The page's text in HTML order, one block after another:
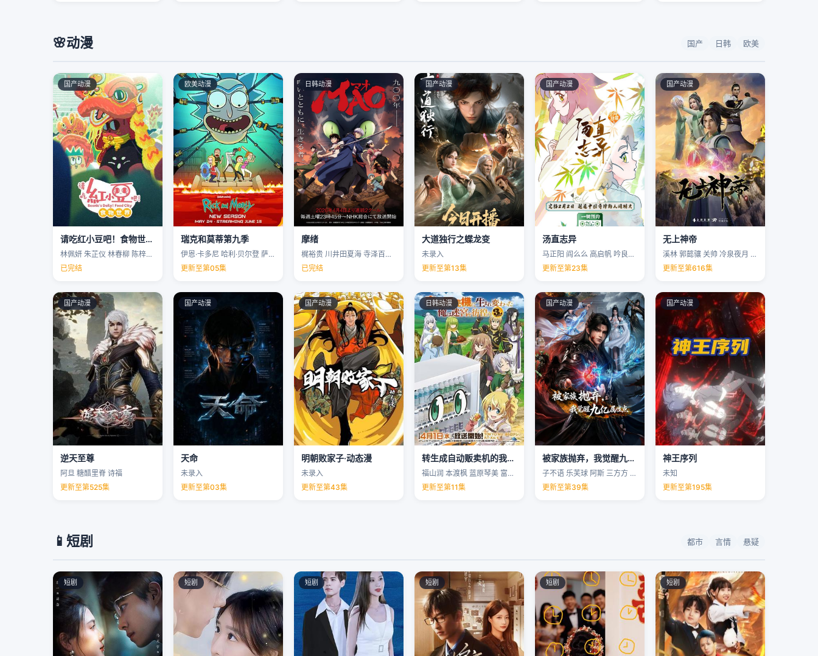
🌸动漫 国产 日韩 欧美
国产动漫
请吃红小豆吧！食物世界第一季
林佩妍 朱芷仪 林春柳 陈梓聪 …
已完结
欧美动漫
瑞克和莫蒂第九季
伊恩·卡多尼 哈利·贝尔登 萨拉·乔克 克里斯·帕内尔 …
更新至第05集
日韩动漫
摩绪
梶裕贵 川井田夏海 寺泽百花 下野纮 …
已完结
国产动漫
大道独行之蝶龙变
未录入
更新至第13集
国产动漫
汤直志异
马正阳 阎么么 高启帆 吟良犬 …
更新至第23集
国产动漫
无上神帝
溪林 郭懿骧 关帅 冷泉夜月 …
更新至第616集
国产动漫
逆天至尊
阿旦 糖醋里脊 诗福
更新至第525集
国产动漫
天命
未录入
更新至第03集
国产动漫
明朝败家子·动态漫
未录入
更新至第43集
日韩动漫
转生成自动贩卖机的我今天也在迷宫徘徊第三季
福山润 本渡枫 蓝原琴美 富田美忧 …
更新至第11集
国产动漫
被家族抛弃，我觉醒九亿属性点
子不语 乐芙球 阿斯 三方方 …
更新至第39集
国产动漫
神王序列
未知
更新至第195集
📱 短剧 都市 言情 悬疑
短剧 短剧 短剧 短剧 短剧 短剧